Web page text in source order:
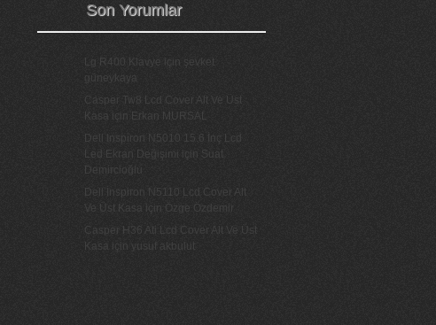
Son Yorumlar
Lg R400 Klavye için şevket
güneykaya
Casper Tw8 Lcd Cover Alt Ve Üst
Kasa
için
Erkan MURSAL
Dell Inspiron N5010 15.6 İnç Lcd
Led Ekran Değişimi
için Suat
Demircioğlu
Dell İnspiron N5110 Lcd Cover Alt
Ve Üst Kasa için
Özge Özdemir
Casper H36 Ati Lcd Cover Alt Ve Üst
Kasa
için yusuf akbulut